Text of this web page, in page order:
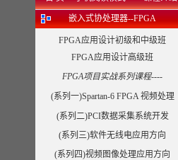
嵌入式协处理器--FPGA
FPGA应用设计初级和中级班
FPGA应用设计高级班
FPGA项目实战系列课程----
(系列一)Spartan-6 FPGA 视频处理
(系列二)PCI数据采集系统开发
(系列三)软件无线电应用方向
(系列四)视频图像处理应用方向